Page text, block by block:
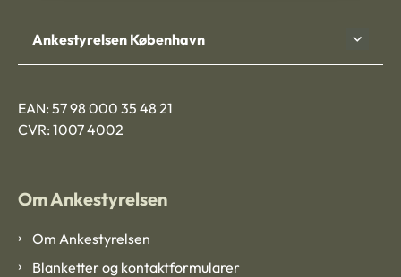
Ankestyrelsen København
EAN: 57 98 000 35 48 21
CVR: 1007 4002
Om Ankestyrelsen
Om Ankestyrelsen
Blanketter og kontaktformularer